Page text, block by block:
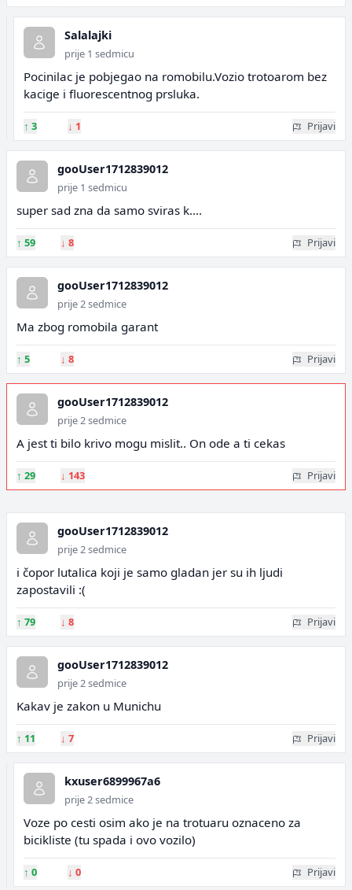
Salalajki
prije 1 sedmicu
Pocinilac je pobjegao na romobilu.Vozio trotoarom bez
kacige i fluorescentnog prsluka.
↑ 3 ↓ 1 Prijavi
gooUser1712839012
prije 1 sedmicu
super sad zna da samo sviras k....
↑ 59 ↓ 8 Prijavi
gooUser1712839012
prije 2 sedmice
Ma zbog romobila garant
↑ 5 ↓ 8 Prijavi
gooUser1712839012
prije 2 sedmice
A jest ti bilo krivo mogu mislit.. On ode a ti cekas
↑ 29 ↓ 143 Prijavi
gooUser1712839012
prije 2 sedmice
i čopor lutalica koji je samo gladan jer su ih ljudi
zapostavili :(
↑ 79 ↓ 8 Prijavi
gooUser1712839012
prije 2 sedmice
Kakav je zakon u Munichu
↑ 11 ↓ 7 Prijavi
kxuser6899967a6
prije 2 sedmice
Voze po cesti osim ako je na trotuaru oznaceno za
bicikliste (tu spada i ovo vozilo)
↑ 0 ↓ 0 Prijavi